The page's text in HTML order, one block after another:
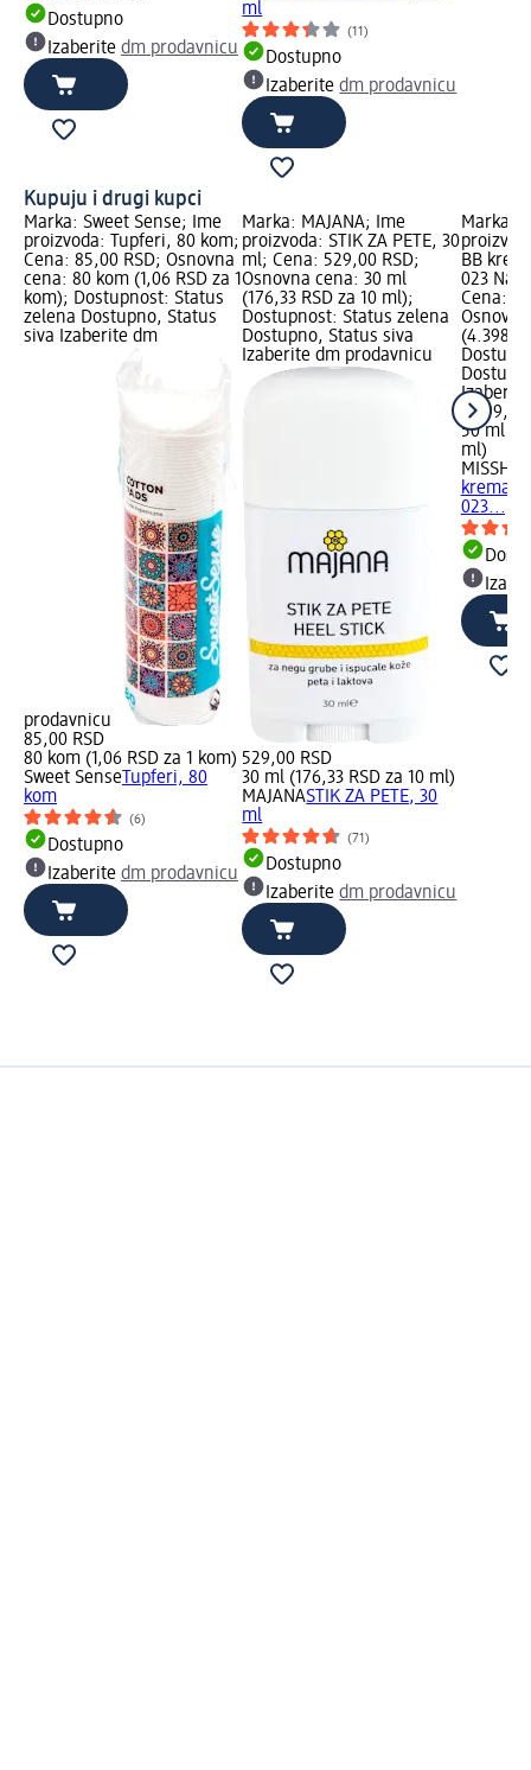
Dostupno
Izaberite dm prodavnicu
ml
(11)
Dostupno
Izaberitedm prodavnicu
Kupuju i drugi kupci
Marka: Sweet Sense; Ime
proizvoda: Tupferi, 80 kom;
Cena: 85,00 RSD; Osnovna
cena: 80 kom (1,06 RSD za 1
kom); Dostupnost: Status
zelena Dostupno, Status
siva Izaberite dm
prodavnicu
85,00 RSD
80 kom (1,06 RSD za 1 kom)
Sweet Sense Tupferi, 80
kom
(6)
Dostupno
Izaberite dm prodavnicu
Marka: MAJANA; Ime
proizvoda: STIK ZA PETE, 30
ml; Cena: 529,00 RSD;
Osnovna cena: 30 ml
(176,33 RSD za 10 ml);
Dostupnost: Status zelena
Dostupno, Status siva
Izaberite dm prodavnicu
529,00 RSD
30 ml (176,33 RSD za 10 ml)
MAJANASTIK ZA PETE, 30
ml
(71)
Dostupno
Izaberitedm prodavnicu
Marka:
BB
023
Cena:
2.199,00
50 ml
ml)
MISSHA
krema,
023..., 1